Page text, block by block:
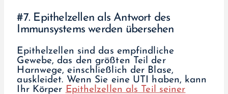
#7. Epithelzellen als Antwort des
Immunsystems werden übersehen
Epithelzellen sind das empfindliche
Gewebe, das den größten Teil der
Harnwege, einschließlich der Blase,
auskleidet. Wenn Sie eine UTI haben, kann
Ihr Körper Epithelzellen als Teil seiner